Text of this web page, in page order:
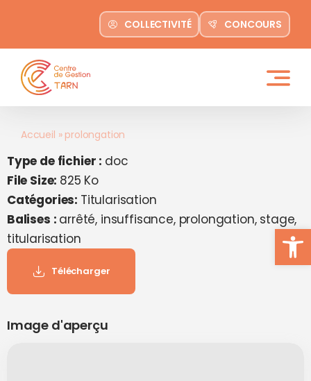
Ouvrir
contenu
COLLECTIVITÉ CONCOURS
Accueil » prolongation
Type de fichier : doc
File Size: 825 Ko
Catégories: Titularisation
Balises : arrêté, insuffisance, prolongation, stage,
titularisation
Télécharger
Image d'aperçu